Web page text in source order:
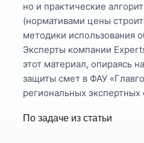
но и практические
(нормативами цены
методики использования
Эксперты компании
этот материал, опираясь
защиты смет в ФАУ
региональных экспертных
По задаче из статьи